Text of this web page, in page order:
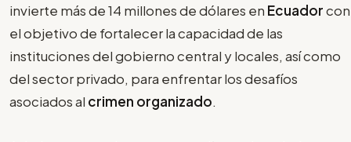
invierte más de 14 millones de dólares en Ecuadorcon
el objetivo de fortalecer la capacidad de las
instituciones del gobierno central y locales, así como
del sector privado, para enfrentar los desafíos
asociados al crimen organizado.